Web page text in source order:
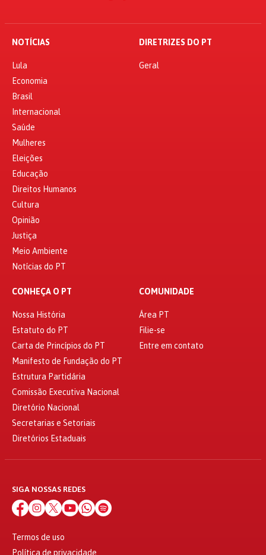
NOTÍCIAS
Lula
Economia
Brasil
Internacional
Saúde
Mulheres
Eleições
Educação
Direitos Humanos
Cultura
Opinião
Justiça
Meio Ambiente
Notícias do PT
DIRETRIZES DO PT
Geral
CONHEÇA O PT
Nossa História
Estatuto do PT
Carta de Princípios do PT
Manifesto de Fundação do PT
Estrutura Partidária
Comissão Executiva Nacional
Diretório Nacional
Secretarias e Setoriais
Diretórios Estaduais
COMUNIDADE
Área PT
Filie-se
Entre em contato
SIGA NOSSAS REDES
Termos de uso
Política de privacidade